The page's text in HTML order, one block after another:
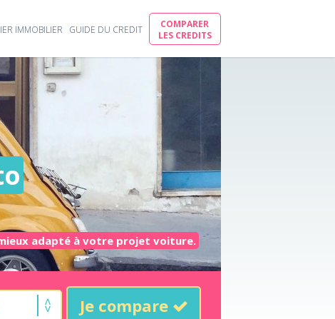
IMMOBILIER GUIDE DU CREDIT
COMPARER
LES CREDITS
adapté à votre projet voiture.
Je compare